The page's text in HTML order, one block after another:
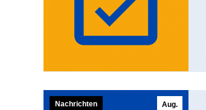
Aug.
Nachrichten